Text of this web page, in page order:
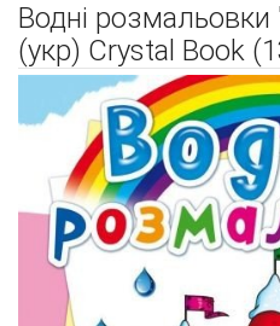
Водні
(укр) Crystal Book